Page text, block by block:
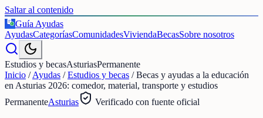
Saltar al contenido
€
Guía Ayudas
AyudasCategoríasComunidadesViviendaBecasSobre nosotros
Estudios y becasAsturiasPermanente
Inicio /Ayudas /Estudios y becas /Becas y ayudas a la educación
en Asturias 2026: comedor, material, transporte y estudios
PermanenteAsturias Verificado con fuente oficial